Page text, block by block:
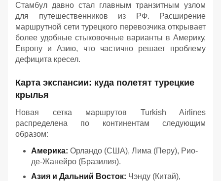
Стамбул давно стал главным транзитным узлом
для путешественников из РФ. Расширение
маршрутной сети турецкого перевозчика открывает
более удобные стыковочные варианты в Америку,
Европу и Азию, что частично решает проблему
дефицита кресел.
Карта экспансии: куда полетят турецкие
крылья
Новая сетка маршрутов Turkish Airlines
распределена по континентам следующим
образом:
Америка: Орландо (США), Лима (Перу), Рио-
де-Жанейро (Бразилия).
Азия и Дальний Восток: Чэнду (Китай),